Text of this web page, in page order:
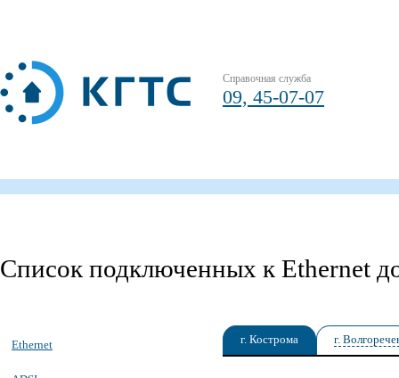
Справочная служба
09, 45-07-07
Список подключенных к Ethernet
Ethernet г. Кострома г.